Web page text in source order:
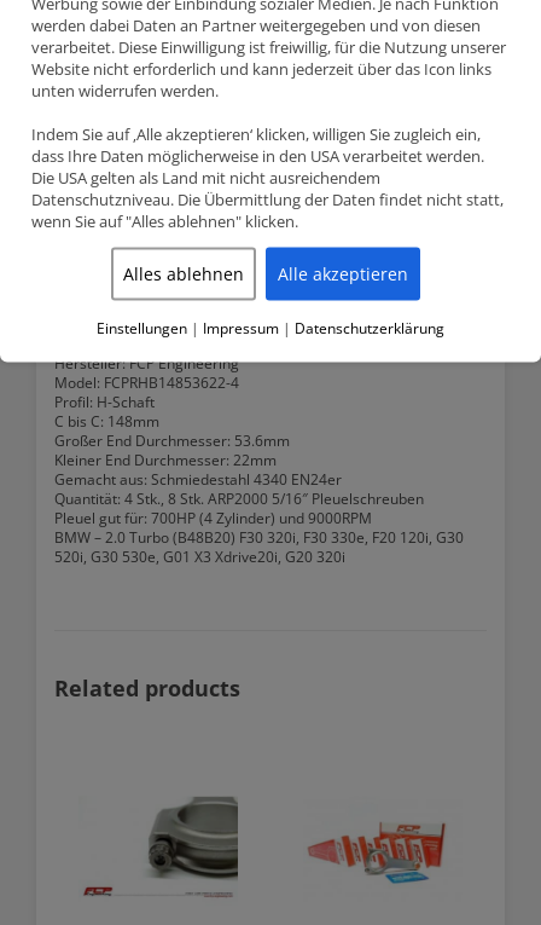
148mm
Available on backorder
BMW
Turbo
B48B20
148mm
quantity
Anfragen
SKU:FCPRHB14853622-4
Categories: B48B20,BMW,FCP H Schaft Pleuel,Stahlpleuel
Description
Description
Hersteller: FCP Engineering
Model: FCPRHB14853622-4
Profil: H-Schaft
C bis C: 148mm
Großer End Durchmesser: 53.6mm
Kleiner End Durchmesser: 22mm
Gemacht aus: Schmiedestahl 4340 EN24er
Quantität: 4 Stk., 8 Stk. ARP2000 5/16″ Pleuelschreuben
Pleuel gut für: 700HP (4 Zylinder) und 9000RPM
BMW – 2.0 Turbo (B48B20) F30 320i, F30 330e, F20 120i, G30
520i, G30 530e, G01 X3 Xdrive20i, G20 320i
Related products
werden dabei Daten an Partner weitergegeben und von diesen
verarbeitet. Diese Einwilligung ist freiwillig, für die Nutzung unserer
Website nicht erforderlich und kann jederzeit über das Icon links
unten widerrufen werden.
Indem Sie auf ‚Alle akzeptieren‘ klicken, willigen Sie zugleich ein,
dass Ihre Daten möglicherweise in den USA verarbeitet werden.
Die USA gelten als Land mit nicht ausreichendem
Datenschutzniveau. Die Übermittlung der Daten findet nicht statt,
wenn Sie auf "Alles ablehnen" klicken.
Alles ablehnen Alle akzeptieren
Einstellungen | Impressum | Datenschutzerklärung